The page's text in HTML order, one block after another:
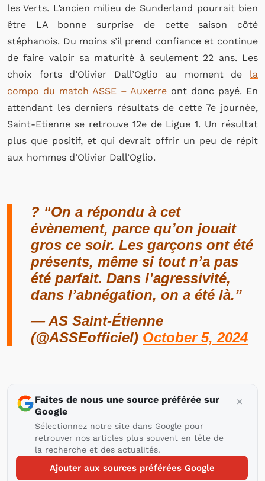
les Verts. L’ancien milieu de Sunderland pourrait bien
être LA bonne surprise de cette saison côté
stéphanois. Du moins s’il prend confiance et continue
de faire valoir sa maturité à seulement 22 ans. Les
choix forts d’Olivier Dall’Oglio au moment de la
compo du match ASSE – Auxerre ont donc payé. En
attendant les derniers résultats de cette 7e journée,
Saint-Etienne se retrouve 12e de Ligue 1. Un résultat
plus que positif, et qui devrait offrir un peu de répit
aux hommes d’Olivier Dall’Oglio.
? “On a répondu à cet
évènement, parce qu’on jouait
gros ce soir. Les garçons ont été
présents, même si tout n’a pas
été parfait. Dans l’agressivité,
dans l’abnégation, on a été là.”
— AS Saint-Étienne
(@ASSEofficiel) October 5, 2024
Faites de nous une source préférée sur
Google
Sélectionnez notre site dans Google pour
retrouver nos articles plus souvent en tête de
la recherche et des actualités.
Ajouter aux sources préférées Google